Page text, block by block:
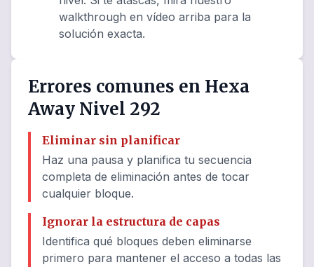
walkthrough en vídeo arriba para la
solución exacta.
Errores comunes en Hexa
Away Nivel 292
Eliminar sin planificar
Haz una pausa y planifica tu secuencia
completa de eliminación antes de tocar
cualquier bloque.
Ignorar la estructura de capas
Identifica qué bloques deben eliminarse
primero para mantener el acceso a todas las